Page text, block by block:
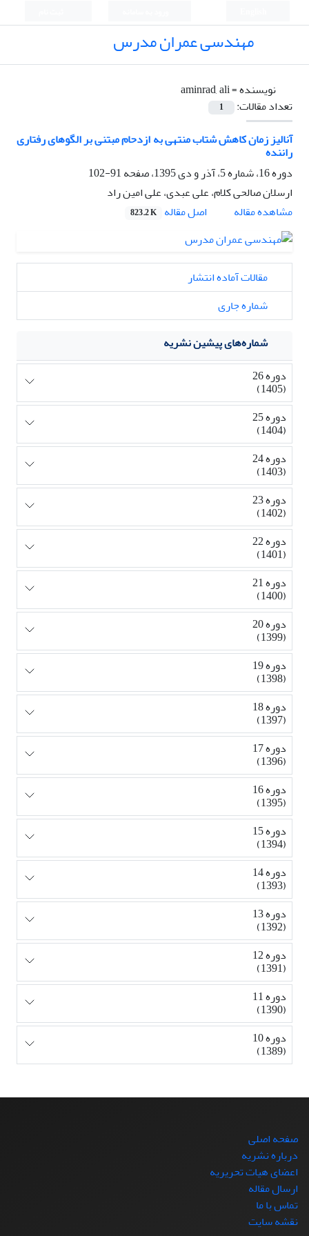
مهندسی عمران مدرس
نویسنده =aminrad, ali
تعداد مقالات:
1
آنالیز زمان کاهش شتاب منتهی به ازدحام مبتنی بر الگوهای رفتاری
راننده
دوره 16، شماره 5، آذر و دی 1395، صفحه
91-102
ارسلان صالحی کلام، علی عبدی، علی امین راد
مشاهده مقاله
اصل مقاله 823.2 K
مقالات آماده انتشار
شماره جاری
شماره‌های پیشین نشریه
دوره 26
(1405)
دوره 25
(1404)
دوره 24
(1403)
دوره 23
(1402)
دوره 22
(1401)
دوره 21
(1400)
دوره 20
(1399)
دوره 19
(1398)
دوره 18
(1397)
دوره 17
(1396)
دوره 16
(1395)
دوره 15
(1394)
دوره 14
(1393)
دوره 13
(1392)
دوره 12
(1391)
دوره 11
(1390)
دوره 10
(1389)
صفحه اصلی
درباره نشریه
اعضای هیات تحریریه
ارسال مقاله
تماس با ما
نقشه سایت